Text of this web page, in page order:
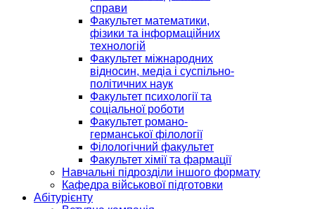
справи
Факультет математики,
фізики та інформаційних
технологій
Факультет міжнародних
відносин, медіа і суспільно-
політичних наук
Факультет психології та
соціальної роботи
Факультет романо-
германської філології
Філологічний факультет
Факультет хімії та фармації
Навчальні підрозділи іншого формату
Кафедра військової підготовки
Абітурієнту